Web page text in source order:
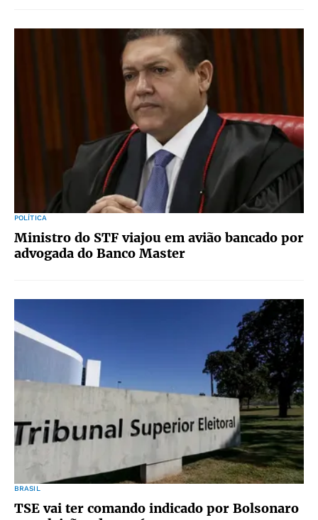
POLÍTICA
Ministro do STF viajou em avião bancado por
advogada do Banco Master
BRASIL
TSE vai ter comando indicado por Bolsonaro